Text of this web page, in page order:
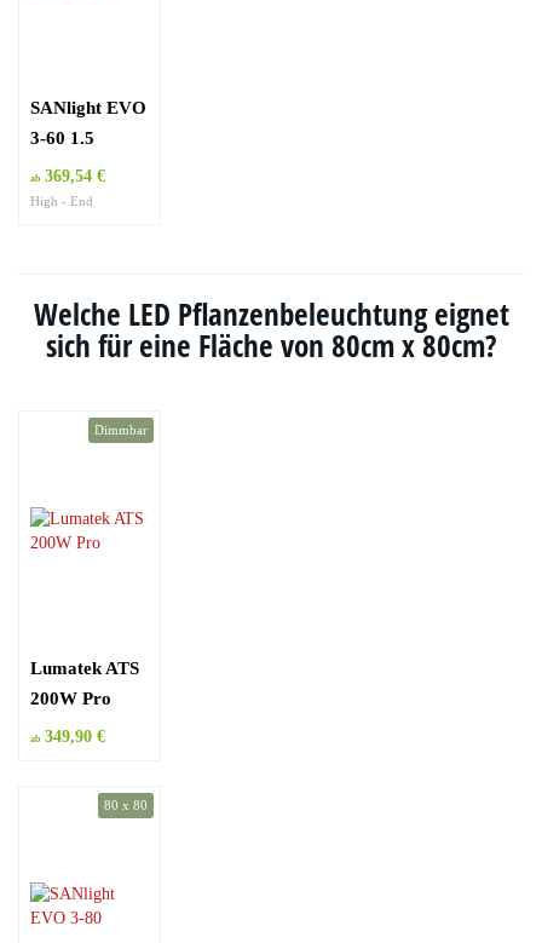
SANlight EVO
3-60 1.5
ab 369,54 €
High - End
Welche LED Pflanzenbeleuchtung eignet
sich für eine Fläche von 80cm x 80cm?
Dimmbar
Lumatek ATS
200W Pro
ab 349,90 €
80 x 80